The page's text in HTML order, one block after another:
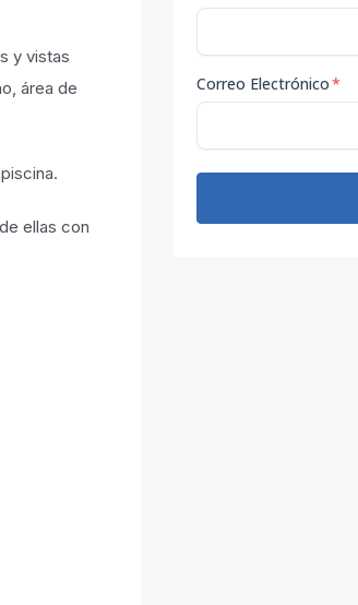
y vistas
área de
ellas con
Correo Electrónico*